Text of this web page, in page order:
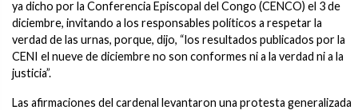
ya dicho por la Conferencia Episcopal del Congo (CENCO) el 3 de
diciembre, invitando a los responsables políticos a respetar la
verdad de las urnas, porque, dijo, “los resultados publicados por la
CENI el nueve de diciembre no son conformes ni a la verdad ni a la
justicia”.
Las afirmaciones del cardenal levantaron una protesta generalizada